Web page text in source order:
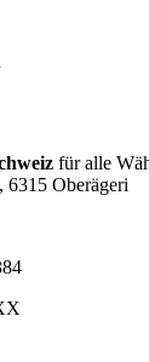
für alle
6315 Oberägeri